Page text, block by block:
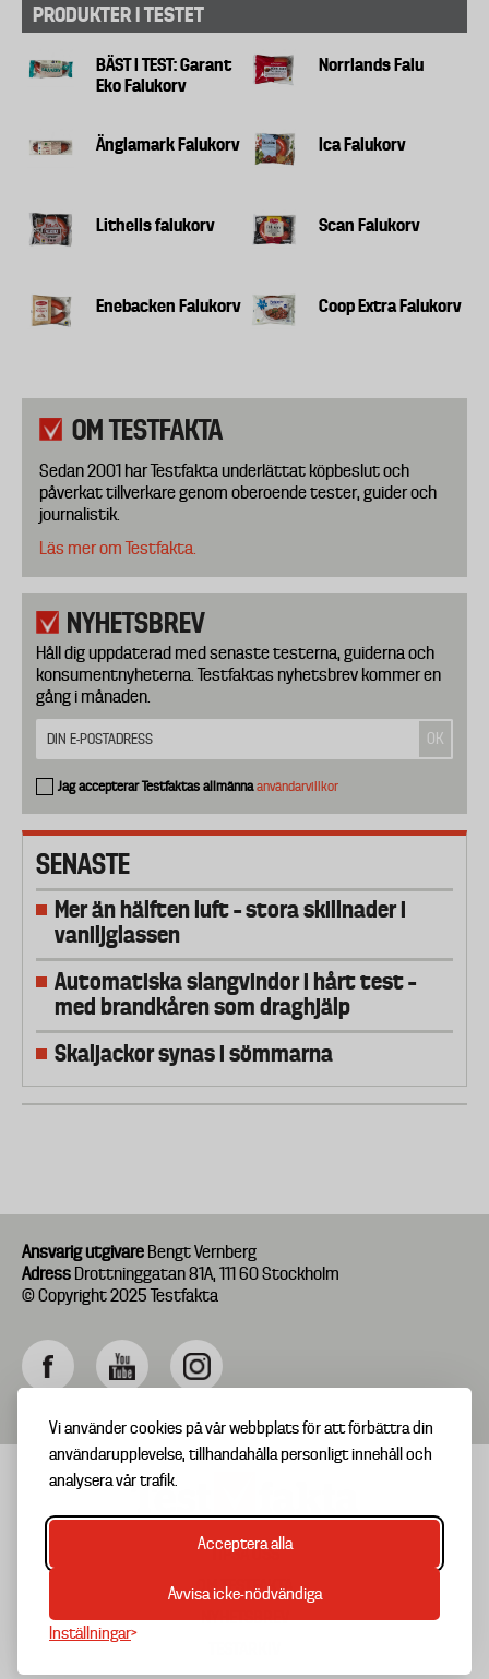
Vi använder cookies på vår webbplats för att förbättra din
användarupplevelse, tillhandahålla personligt innehåll och
analysera vår trafik.
Acceptera alla
Avvisa icke-nödvändiga
Inställningar
PRODUKTER I TESTET
BÄST I TEST: Garant
Eko Falukorv
Norrlands Falu
Änglamark Falukorv Ica Falukorv
Lithells falukorv Scan Falukorv
Enebacken Falukorv Coop Extra Falukorv
OM TESTFAKTA
Sedan 2001 har Testfakta underlättat köpbeslut och
påverkat tillverkare genom oberoende tester, guider och
journalistik.
Läs mer om Testfakta.
NYHETSBREV
Håll dig uppdaterad med senaste testerna, guiderna och
konsumentnyheterna. Testfaktas nyhetsbrev kommer en
gång i månaden.
Jag accepterar Testfaktas allmännaanvändarvillkor
SENASTE
Mer än hälften luft – stora skillnader i
vaniljglassen
Automatiska slangvindor i hårt test –
med brandkåren som draghjälp
Skaljackor synas i sömmarna
Ansvarig utgivare Bengt Vernberg
Adress Drottninggatan 81A, 111 60 Stockholm
© Copyright 2025 Testfakta
Footer
menu
TIPSA OSS
OM TESTFAKTA
NYHETSBREV